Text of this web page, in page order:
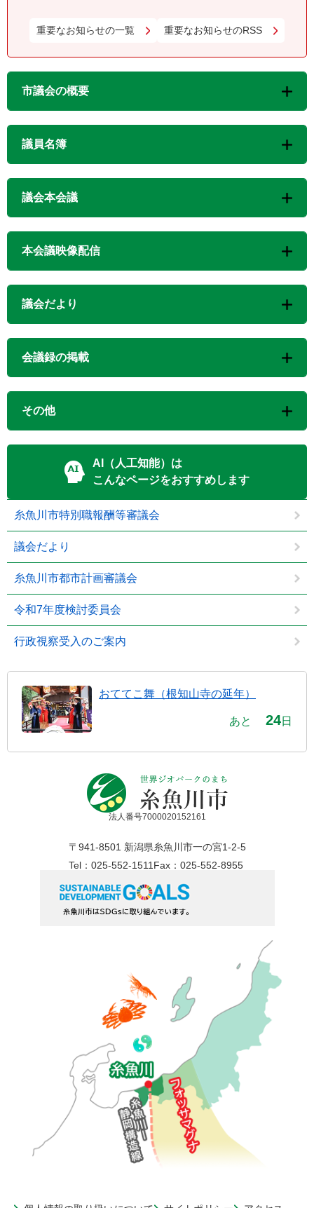
重要なお知らせの一覧 重要なお知らせのRSS
市議会の概要
議員名簿
議会本会議
本会議映像配信
議会だより
会議録の掲載
その他
AI（人工知能）は
こんなページをおすすめします
糸魚川市特別職報酬等審議会
議会だより
糸魚川市都市計画審議会
令和7年度検討委員会
行政視察受入のご案内
おててこ舞（根知山寺の延年）
あと 24日
法人番号7000020152161
〒941-8501 新潟県糸魚川市一の宮1-2-5
Tel：025-552-1511 Fax：025-552-8955